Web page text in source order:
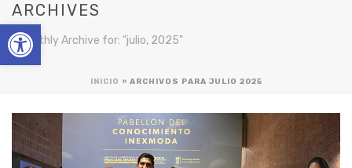
Open toolbar
ARCHIVES
Monthly Archive for: "julio, 2025"
INICIO » ARCHIVOS PARA JULIO 2025